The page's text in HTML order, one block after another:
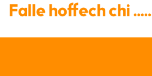
Falle hoffech chi .....